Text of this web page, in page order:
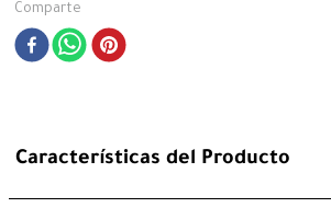
Comparte
Características del Producto